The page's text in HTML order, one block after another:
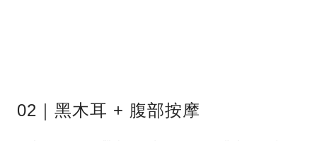
02｜黑木耳 + 腹部按摩